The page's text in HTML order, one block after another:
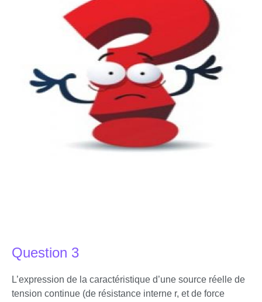
Question 3
L’expression de la caractéristique d’une source réelle de
tension continue (de résistance interne r, et de force